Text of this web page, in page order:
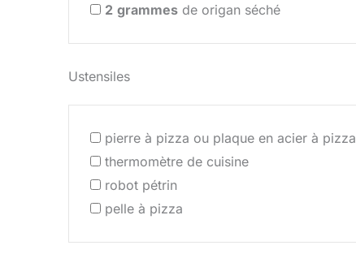
2 grammes de origan séché
Ustensiles
pierre à pizza ou plaque en acier à pizza
thermomètre de cuisine
robot pétrin
pelle à pizza